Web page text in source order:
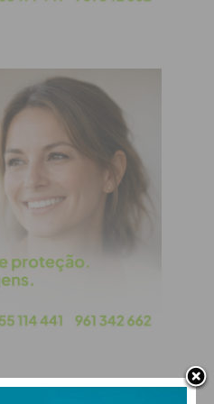
recolha automática em
manual;
grandes quantidades em
para permitir a adaptação